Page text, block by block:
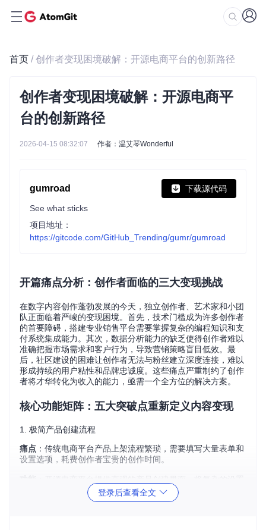
首页 / 创作者变现困境破解：开源电商平台的创新路径
创作者变现困境破解：开源电商平
台的创新路径
2026-04-15 08:32:07 作者：温艾琴Wonderful
gumroad 下载源代码
See what sticks
项目地址：
https://gitcode.com/GitHub_Trending/gumr/gumroad
开篇痛点分析：创作者面临的三大变现挑战
在数字内容创作蓬勃发展的今天，独立创作者、艺术家和小团
队正面临着严峻的变现困境。首先，技术门槛成为许多创作者
的首要障碍，搭建专业销售平台需要掌握复杂的编程知识和支
付系统集成能力。其次，数据分析能力的缺乏使得创作者难以
准确把握市场需求和客户行为，导致营销策略盲目低效。最
后，社区建设的困难让创作者无法与粉丝建立深度连接，难以
形成持续的用户粘性和品牌忠诚度。这些痛点严重制约了创作
者将才华转化为收入的能力，亟需一个全方位的解决方案。
核心功能矩阵：五大突破点重新定义内容变现
1. 极简产品创建流程
痛点 ：传统电商平台产品上架流程繁琐，需要填写大量表单和
设置选项，耗费创作者宝贵的创作时间。
简化为几个关键步骤。创作者只需输入产品名称、选择产品类
型（数字商品、课程、电子书、会员资格等）并设置价格，即
登录后查看全文